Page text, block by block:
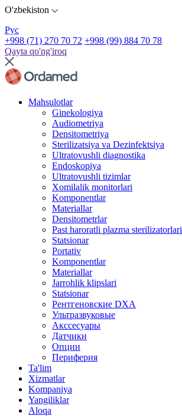
O'zbekiston
Рус
+998 (71) 270 70 72 +998 (99) 884 70 78
Qayta qo'ng'iroq
Mahsulotlar
Ginekologiya
Audiometriya
Densitometriya
Sterilizatsiya va Dezinfektsiya
Ultratovushli diagnostika
Endoskopiya
Ultratovushli tizimlar
Xomilalik monitorlari
Komponentlar
Materiallar
Densitometrlar
Past haroratli plazma sterilizatorlari
Statsionar
Portativ
Komponentlar
Materiallar
Jarrohlik klipslari
Statsionar
Рентгеновские DXA
Ультразвуковые
Акссесуары
Датчики
Опции
Периферия
Ta'lim
Xizmatlar
Kompaniya
Yangiliklar
Aloqa